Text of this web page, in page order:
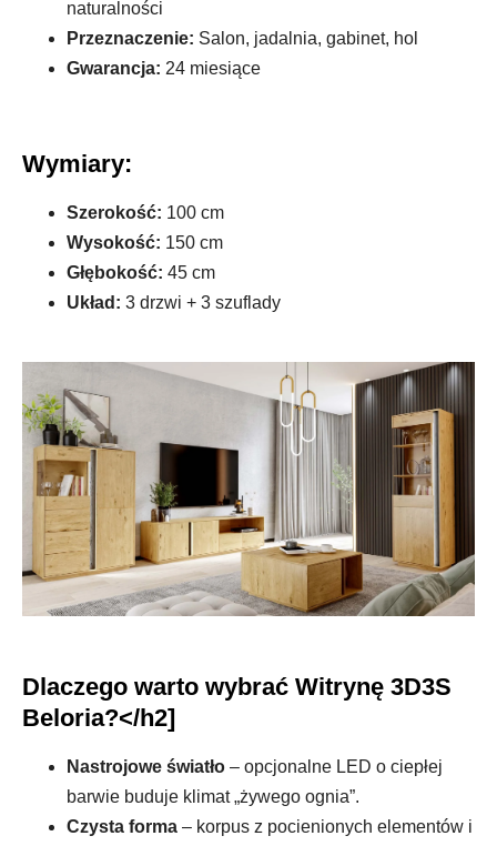
naturalności
Przeznaczenie: Salon, jadalnia, gabinet, hol
Gwarancja: 24 miesiące
Wymiary:
Szerokość: 100 cm
Wysokość: 150 cm
Głębokość: 45 cm
Układ: 3 drzwi + 3 szuflady
Dlaczego warto wybrać Witrynę 3D3S
Beloria?</h2]
Nastrojowe światło – opcjonalne LED o ciepłej
barwie buduje klimat „żywego ognia”.
Czysta forma – korpus z pocienionych elementów i